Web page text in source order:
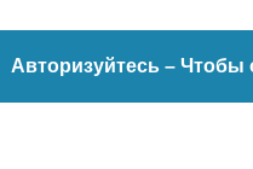
Авторизуйтесь – Чтобы